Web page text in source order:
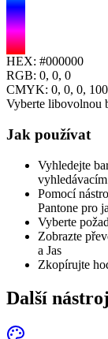
HEX: #000000
RGB: 0, 0, 0
CMYK: 0, 0, 0, 100
Vyberte libovolnou
Jak používat
Vyhledejte
Pomocí
Pantone pro
Vyberte
Zobrazte
a Jas
Zkopírujte
Další